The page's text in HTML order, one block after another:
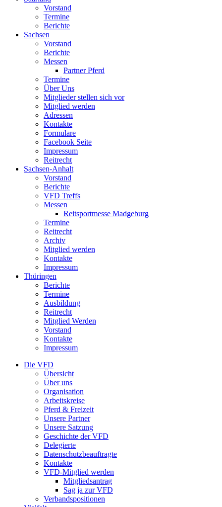
Vorstand
Termine
Berichte
Sachsen
Vorstand
Berichte
Messen
Partner Pferd
Termine
Über Uns
Mitglieder stellen sich vor
Mitglied werden
Adressen
Kontakte
Formulare
Facebook Seite
Impressum
Reitrecht
Sachsen-Anhalt
Vorstand
Berichte
VFD Treffs
Messen
Reitsportmesse Madgeburg
Termine
Reitrecht
Archiv
Mitglied werden
Kontakte
Impressum
Thüringen
Berichte
Termine
Ausbildung
Reitrecht
Mitglied Werden
Vorstand
Kontakte
Impressum
Die VFD
Übersicht
Über uns
Organisation
Arbeitskreise
Pferd & Freizeit
Unsere Partner
Unsere Satzung
Geschichte der VFD
Delegierte
Datenschutzbeauftragte
Kontakte
VFD-Mitglied werden
Mitgliedsantrag
Sag ja zur VFD
Verbandspositionen